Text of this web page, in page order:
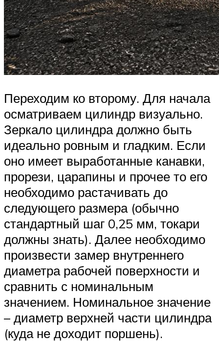
Переходим ко второму. Для начала
осматриваем цилиндр визуально.
Зеркало цилиндра должно быть
идеально ровным и гладким. Если
оно имеет выработанные канавки,
прорези, царапины и прочее то его
необходимо растачивать до
следующего размера (обычно
стандартный шаг 0,25 мм, токари
должны знать). Далее необходимо
произвести замер внутреннего
диаметра рабочей поверхности и
сравнить с номинальным
значением. Номинальное значение
– диаметр верхней части цилиндра
(куда не доходит поршень).